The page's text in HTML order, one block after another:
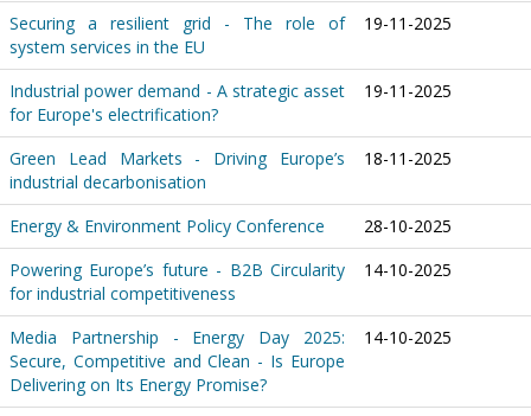
Securing a resilient grid - The role of
system services in the EU
19-11-2025
Industrial power demand - A strategic asset
for Europe's electrification?
19-11-2025
Green Lead Markets - Driving Europe’s
industrial decarbonisation
18-11-2025
Energy & Environment Policy Conference
28-10-2025
Powering Europe’s future - B2B Circularity
for industrial competitiveness
14-10-2025
Media Partnership - Energy Day 2025:
Secure, Competitive and Clean - Is Europe
Delivering on Its Energy Promise?
14-10-2025